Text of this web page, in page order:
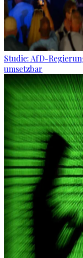
Studie: AfD-
umsetzbar